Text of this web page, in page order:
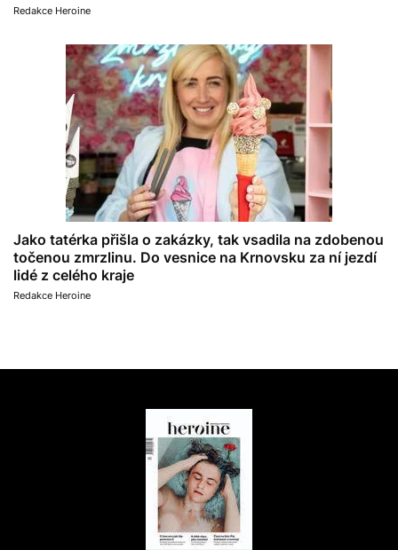
Redakce Heroine
Jako tatérka přišla o zakázky, tak vsadila na zdobenou
točenou zmrzlinu. Do vesnice na Krnovsku za ní jezdí
lidé z celého kraje
Redakce Heroine